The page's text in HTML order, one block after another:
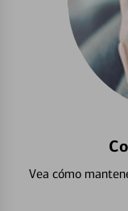
Vea cómo